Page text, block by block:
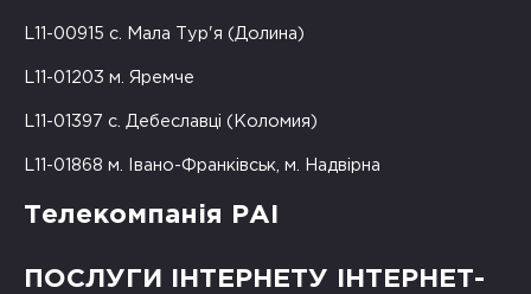
L11-00915 с. Мала Тур'я (Долина)
L11-01203 м. Яремче
L11-01397 с. Дебеславці (Коломия)
L11-01868 м. Івано-Франківськ, м. Надвірна
Телекомпанія РАІ
ПОСЛУГИ ІНТЕРНЕТУ ІНТЕРНЕТ-